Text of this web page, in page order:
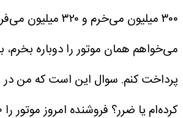
۳۰۰ میلیون می‌خرم و
پرداخت کنم. سوال این است که من در